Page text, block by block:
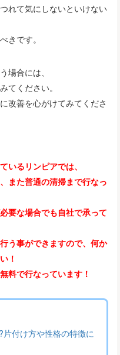
れて気にしないといけない
きです。
場合には、
てください。
改善を心がけてみてくださ
いるリンピアでは、
また普通の清掃まで行なっ
要な場合でも自社で承って
う事ができますので、何か
！
料で行なっています！
付け方や性格の特徴に